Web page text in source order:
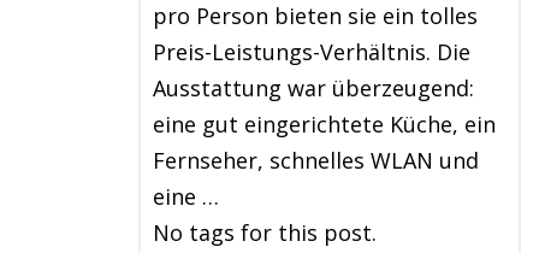
pro Person bieten sie ein tolles
Preis-Leistungs-Verhältnis. Die
Ausstattung war überzeugend:
eine gut eingerichtete Küche, ein
Fernseher, schnelles WLAN und
eine …
No tags for this post.